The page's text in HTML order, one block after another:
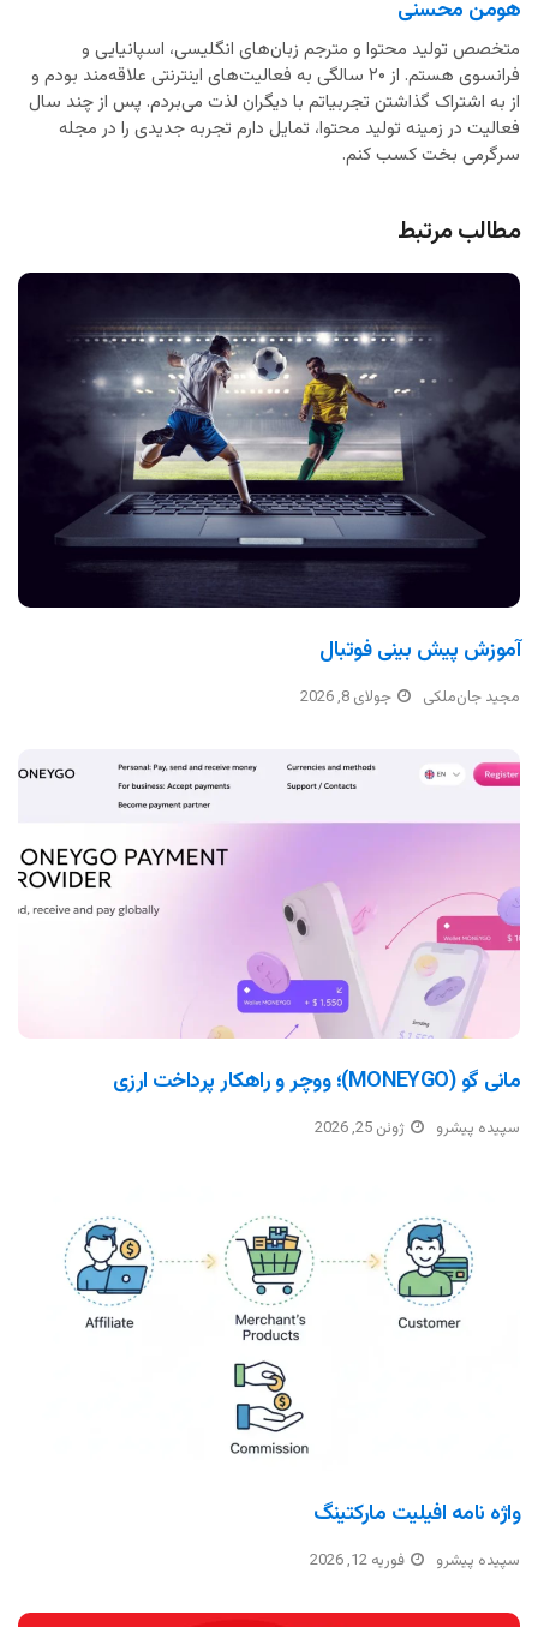
هومن محسنی
متخصص تولید محتوا و مترجم زبان‌های انگلیسی، اسپانیایی و
فرانسوی هستم. از ۲۰ سالگی به فعالیت‌های اینترنتی علاقه‌مند بودم و
از به اشتراک گذاشتن تجربیاتم با دیگران لذت می‌بردم. پس از چند سال
فعالیت در زمینه تولید محتوا، تمایل دارم تجربه جدیدی را در مجله
سرگرمی بخت کسب کنم.
مطالب مرتبط
آموزش پیش بینی فوتبال
مجید جان‌ملکی جولای 8, 2026
مانی گو (MONEYGO)؛ ووچر و راهکار پرداخت ارزی
سپیده پیشرو ژوئن 25, 2026
واژه نامه افیلیت مارکتینگ
سپیده پیشرو فوریه 12, 2026